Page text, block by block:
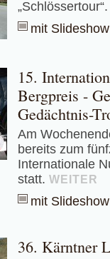
mit Slideshow
15.
Bergpreis -
Gedächtnis-
Am
bereits zum
Internationale
statt. WEITER
mit Slideshow
36. Kärntner